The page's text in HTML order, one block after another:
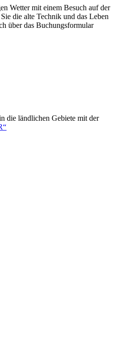
Wetter mit einem Besuch auf der
die alte Technik und das Leben
über das Buchungsformular
die ländlichen Gebiete mit der